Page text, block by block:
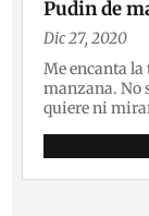
Pudin de
Dic 27, 2020
Me encanta la
manzana. No
quiere ni